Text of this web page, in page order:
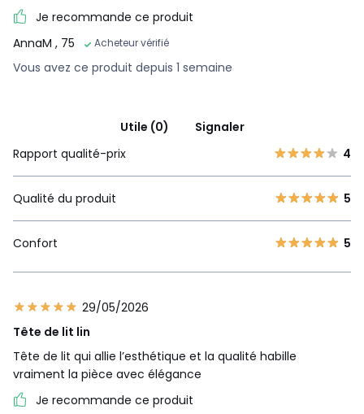
Je recommande ce produit
AnnaM , 75 Acheteur vérifié
Vous avez ce produit depuis 1 semaine
Utile (0)
Signaler
Rapport qualité-prix
4
Qualité du produit 5
Confort 5
29/05/2026
Tête de lit lin
Tête de lit qui allie l’esthétique et la qualité habille
vraiment la pièce avec élégance
Je recommande ce produit